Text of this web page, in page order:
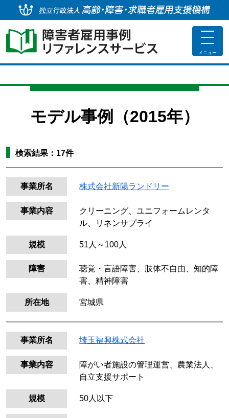
toggle
メニュー
モデル事例（2015年）
検索結果： 17件
事業所名 株式会社新陽ランドリー
事業内容
クリーニング、ユニフォームレンタ
ル、リネンサプライ
規模 51人～100人
障害
聴覚・言語障害、肢体不自由、知的障
害、精神障害
所在地 宮城県
事業所名 埼玉福興株式会社
事業内容
障がい者施設の管理運営、農業法人、
自立支援サポート
規模 50人以下